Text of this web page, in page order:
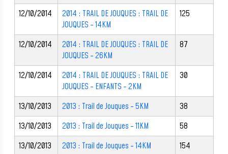
12/10/2014
2014 : TRAIL DE JOUQUES : TRAIL DE
JOUQUES - 14KM
125
12/10/2014
2014 : TRAIL DE JOUQUES : TRAIL DE
JOUQUES - 26KM
87
12/10/2014
2014 : TRAIL DE JOUQUES : TRAIL DE
JOUQUES - ENFANTS - 2KM
30
13/10/2013 2013 : Trail de Jouques - 5KM
38
13/10/2013
2013 : Trail de Jouques - 11KM
58
13/10/2013
2013 : Trail de Jouques - 14KM
154